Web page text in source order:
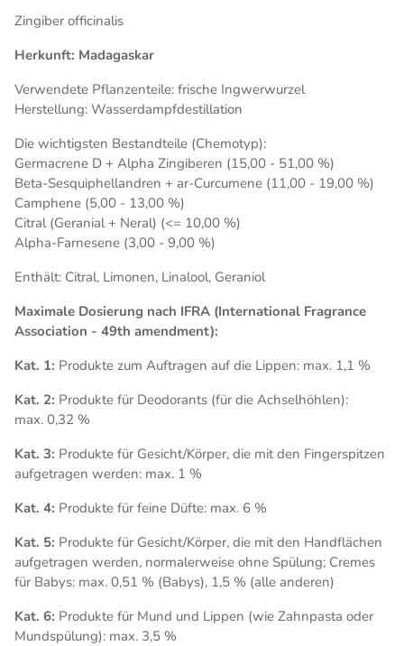
Zingiber officinalis
Herkunft: Madagaskar
Verwendete Pflanzenteile: frische Ingwerwurzel
Herstellung: Wasserdampfdestillation
Die wichtigsten Bestandteile (Chemotyp):
Germacrene D + Alpha Zingiberen (15,00 - 51,00 %)
Beta-Sesquiphellandren + ar-Curcumene (11,00 - 19,00 %)
Camphene (5,00 - 13,00 %)
Citral (Geranial + Neral) (<= 10,00 %)
Alpha-Farnesene (3,00 - 9,00 %)
Enthält: Citral, Limonen, Linalool, Geraniol
Maximale Dosierung nach IFRA (International Fragrance
Association - 49th amendment):
Kat. 1: Produkte zum Auftragen auf die Lippen: max. 1,1 %
Kat. 2: Produkte für Deodorants (für die Achselhöhlen):
max. 0,32 %
Kat. 3: Produkte für Gesicht/Körper, die mit den Fingerspitzen
aufgetragen werden: max. 1 %
Kat. 4: Produkte für feine Düfte: max. 6 %
Kat. 5: Produkte für Gesicht/Körper, die mit den Handflächen
aufgetragen werden, normalerweise ohne Spülung; Cremes
für Babys: max. 0,51 % (Babys), 1,5 % (alle anderen)
Kat. 6: Produkte für Mund und Lippen (wie Zahnpasta oder
Mundspülung): max. 3,5 %